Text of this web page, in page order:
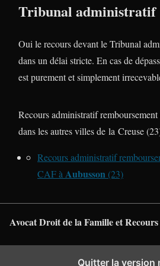
Tribunal administratif
Oui le recours devant le Tribunal
dans un délai stricte. En cas de
est purement et simplement
Recours administratif
dans les autres villes de la Creuse
Recours administratif
CAF à Aubusson (23)
Avocat Droit de la Famille et
Quitter la version